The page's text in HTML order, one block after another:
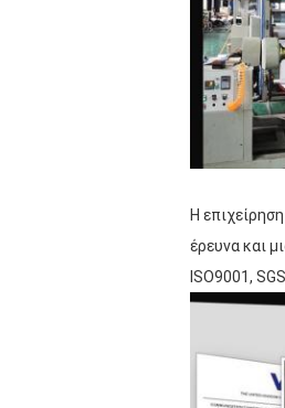
Η
έρευνα και
ISO9001,